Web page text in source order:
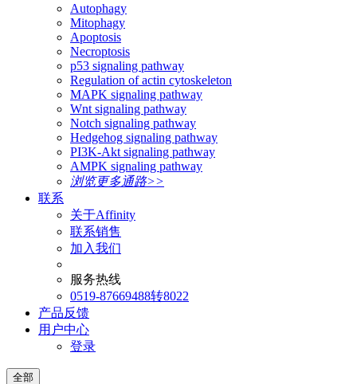
Autophagy
Mitophagy
Apoptosis
Necroptosis
p53 signaling pathway
Regulation of actin cytoskeleton
MAPK signaling pathway
Wnt signaling pathway
Notch signaling pathway
Hedgehog signaling pathway
PI3K-Akt signaling pathway
AMPK signaling pathway
浏览更多通路>>
联系
关于Affinity
联系销售
加入我们
服务热线
0519-87669488转8022
产品反馈
用户中心
登录
全部